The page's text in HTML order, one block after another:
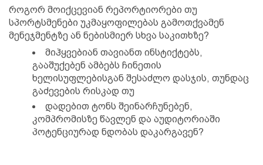
როგორ მოიქცევიან რეპორტიორები თუ
სპორტსმენები უკმაყოფილებას გამოთქვამენ
მენეჯმენტზე ან ნებისმიერ სხვა საკითხზე?
მიჰყვებიან თავიანთ ინსტიქტებს,
გააშუქებენ ამბებს ჩინეთის
ხელისუფლებისგან შესაძლო დასჯის, თუნდაც
გაძევების რისკად თუ
დადებით ტონს შეინარჩუნებენ,
კომპრომისზე წავლენ და აუდიტორიაში
პოტენციურად ნდობას დაკარგავენ?